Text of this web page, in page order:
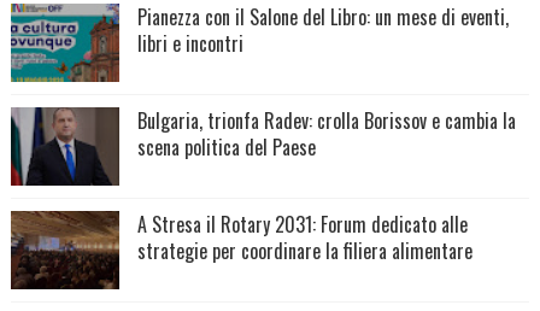
Pianezza con il Salone del Libro: un mese di eventi,
libri e incontri
Bulgaria, trionfa Radev: crolla Borissov e cambia la
scena politica del Paese
A Stresa il Rotary 2031: Forum dedicato alle
strategie per coordinare la filiera alimentare